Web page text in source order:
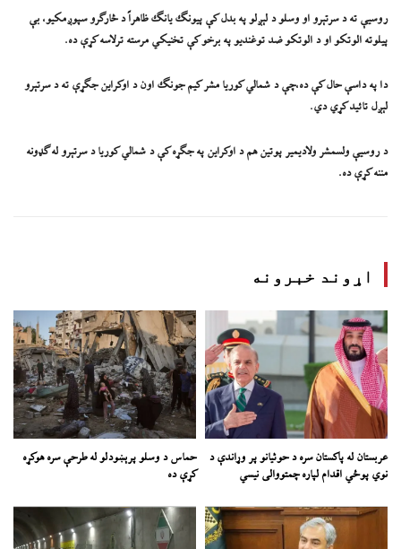
روسیې ته د سرتېرو او وسلو د لېږلو په بدل کې پیونګ یانګ ظاهراً د څارګرو سپوږمکیو، بې
پیلوته الوتکو او د الوتکو ضد توغندیو په برخو کې تخنیکي مرسته ترلاسه کړې ده.
دا په داسې حال کې ده،چې د شمالي کوریا مشر کیم جونګ اون د اوکراین جګړې ته د سرتېرو
لېږل تائید کړي دي.
د روسیې ولسمشر ولادیمیر پوتین هم د اوکراین په جګړه کې د شمالي کوریا د سرتېرو له ګډونه
مننه کړې ده.
اړوند خبرونه
عربستان له پاکستان سره د حوثیانو پر وړاندې د
نوي پوځي اقدام لپاره چمتووالی نیسي
حماس د وسلو پرېښودلو له طرحې سره هوکړه
کړې ده